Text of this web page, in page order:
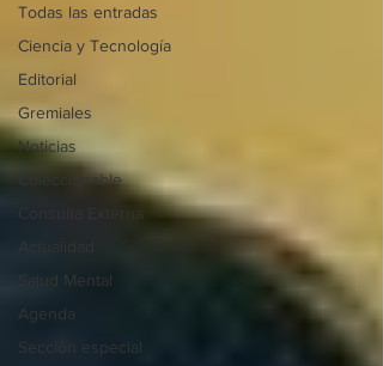
Todas las entradas
Ciencia y Tecnología
Editorial
Gremiales
Noticias
Coleccionable
Consulta Externa
Salud Mental
Agenda
Sección especial